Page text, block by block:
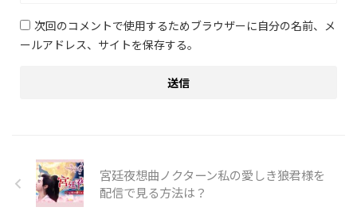
次回のコメントで使用するためブラウザーに自分の名前、メ
ールアドレス、サイトを保存する。
宮廷夜想曲ノクターン私の愛しき狼君様を
配信で見る方法は？